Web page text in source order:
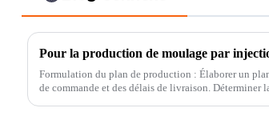
Formulation du plan de production : Élaborer un
de commande et des délais de livraison. Déterminer la quantité de production, le cycle de production, les